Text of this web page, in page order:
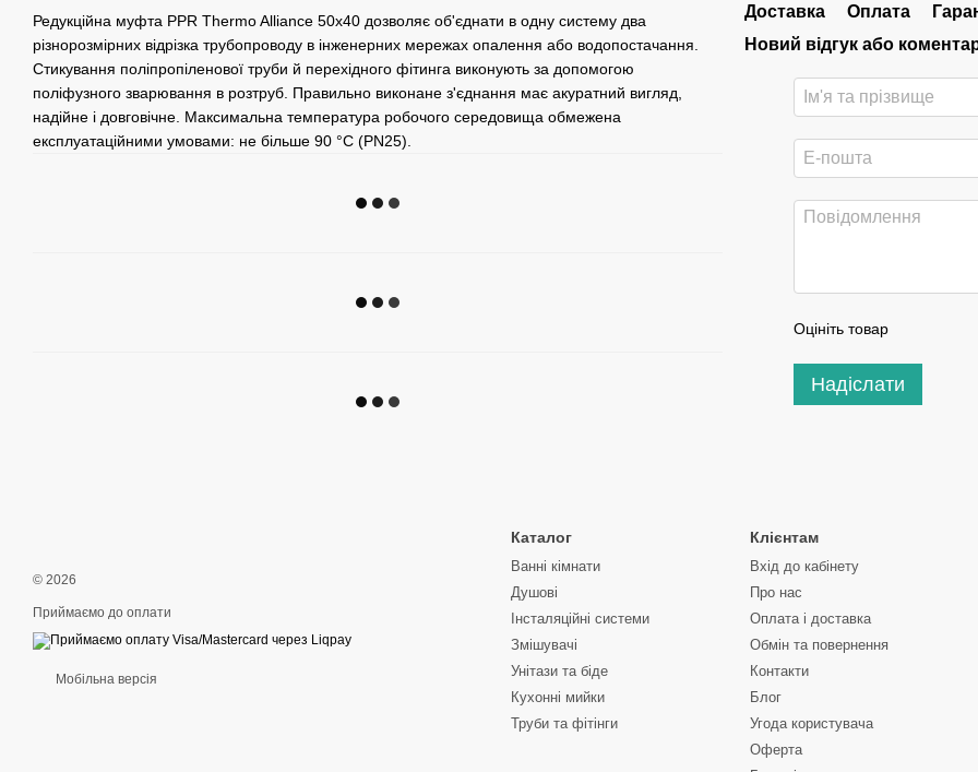
Редукційна муфта PPR Thermo Alliance 50х40 дозволяє об'єднати в одну систему два
різнорозмірних відрізка трубопроводу в інженерних мережах опалення або водопостачання.
Стикування поліпропіленової труби й перехідного фітинга виконують за допомогою
поліфузного зварювання в розтруб. Правильно виконане з'єднання має акуратний вигляд,
надійне і довговічне. Максимальна температура робочого середовища обмежена
експлуатаційними умовами: не більше 90 °C (PN25).
Доставка Оплата
Новий відгук або
Оцініть товар
Надіслати
© 2026
Приймаємо до оплати
Мобільна версія
Каталог
Ванні кімнати
Душові
Інсталяційні системи
Змішувачі
Унітази та біде
Кухонні мийки
Труби та фітінги
Клієнтам
Вхід до кабінету
Про нас
Оплата і доставка
Обмін та повернення
Контакти
Блог
Угода користувача
Оферта